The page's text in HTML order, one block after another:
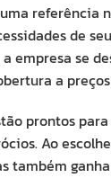
referência
de
empresa se
a
prontos
Ao
também